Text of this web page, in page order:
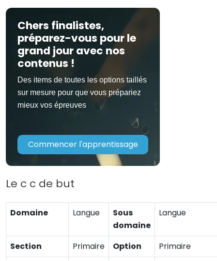
Chers finalistes,
préparez-vous pour le
grand jour avec nos
contenus !
Des items de toutes les options taillés
sur mesure pour que vous prépariez
mieux vos épreuves
Commencer l'apprentissage
Le c c de but
Domaine Langue
Sous
domaine
Langue
Section Primaire Option
Primaire